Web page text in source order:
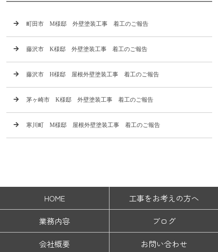
町田市 M様邸 外壁塗装工事 着工のご報告
藤沢市 K様邸 外壁塗装工事 着工のご報告
藤沢市 H様邸 屋根外壁塗装工事 着工のご報告
茅ヶ崎市 K様邸 外壁塗装工事 着工のご報告
寒川町 M様邸 屋根外壁塗装工事 着工のご報告
HOME
工事をお考えの方へ
業務内容
ブログ
会社概要
お問い合わせ